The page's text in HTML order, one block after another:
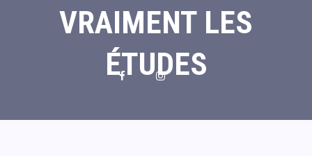
VRAIMENT LES
ÉTUDES